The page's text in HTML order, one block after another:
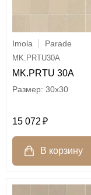
Imola Parade
MK.PRTU30A
MK.PRTU 30A
30x30
15 072